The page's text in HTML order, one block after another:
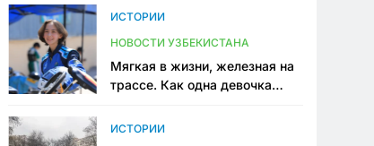
ИСТОРИИ
НОВОСТИ УЗБЕКИСТАНА
Мягкая в жизни, железная на
трассе. Как одна девочка
Узбекистане
ИСТОРИИ